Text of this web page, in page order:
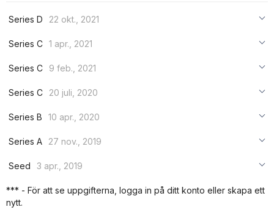
Series D
22 okt., 2021
***
Series C 1 apr., 2021
***
Series С
9 feb., 2021
***
Series C
20 juli, 2020
***
Series B
10 apr., 2020
***
Series A
27 nov., 2019
***
Seed
3 apr., 2019
***
*** - För att se uppgifterna, logga in på ditt konto eller skapa ett
nytt.